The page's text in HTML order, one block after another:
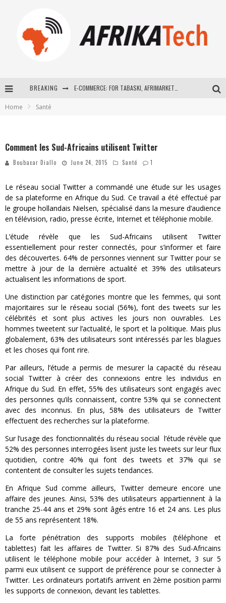
BREAKING
How Technology Has Changed Sports
Home Santé
Comment les Sud-Africains utilisent Twitter
Boubacar Diallo June 24, 2015 Santé 1
Le réseau social Twitter a commandé une étude sur les usages
de sa plateforme en Afrique du Sud. Ce travail a été effectué par
le groupe hollandais Nielsen, spécialisé dans la mesure d’audience
en télévision, radio, presse écrite, Internet et téléphonie mobile.
L’étude révèle que les Sud-Africains utilisent Twitter
essentiellement pour rester connectés, pour s’informer et faire
des découvertes. 64% de personnes viennent sur Twitter pour se
mettre à jour de la dernière actualité et 39% des utilisateurs
actualisent les informations de sport.
Une distinction par catégories montre que les femmes, qui sont
majoritaires sur le réseau social (56%), font des tweets sur les
célébrités et sont plus actives les jours non ouvrables. Les
hommes tweetent sur l’actualité, le sport et la politique. Mais plus
globalement, 63% des utilisateurs sont intéressés par les blagues
et les choses qui font rire.
Par ailleurs, l’étude a permis de mesurer la capacité du réseau
social Twitter à créer des connexions entre les individus en
Afrique du Sud. En effet, 55% des utilisateurs sont engagés avec
des personnes qu’ils connaissent, contre 53% qui se connectent
avec des inconnus. En plus, 58% des utilisateurs de Twitter
effectuent des recherches sur la plateforme.
Sur l’usage des fonctionnalités du réseau social l’étude révèle que
52% des personnes interrogées lisent juste les tweets sur leur flux
quotidien, contre 40% qui font des tweets et 37% qui se
contentent de consulter les sujets tendances.
En Afrique Sud comme ailleurs, Twitter demeure encore une
affaire des jeunes. Ainsi, 53% des utilisateurs appartiennent à la
tranche 25-44 ans et 29% sont âgés entre 16 et 24 ans. Les plus
de 55 ans représentent 18%.
La forte pénétration des supports mobiles (téléphone et
tablettes) fait les affaires de Twitter. Si 87% des Sud-Africains
utilisent le téléphone mobile pour accéder à Internet, 3 sur 5
parmi eux utilisent ce support de préférence pour se connecter à
Twitter. Les ordinateurs portatifs arrivent en 2ème position parmi
les supports de connexion, devant les tablettes.